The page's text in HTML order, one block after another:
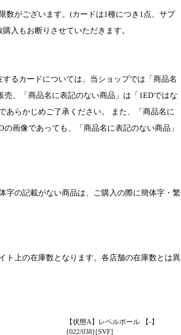
数がございます。(カードは1種につき1点、サプ
入もお断りさせていただきます。
るカードについては、当ショップでは「商品名
、「商品名に表記のない商品」は「1EDではな
あらかじめご了承ください。 また、「商品名に
画像であっても、「商品名に表記のない商品」
字の記載がない商品は、ご購入の際に簡体字・繁
ト上の在庫数となります。各店舗の在庫数とは異
【状態A】レベルボール 【-】
{022/038}[SVF]